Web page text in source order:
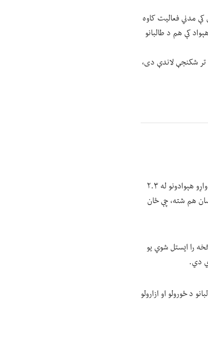
مدني فعالیت کاوه
کې هم د طالبانو
تر شکنجې لاندې دی،
پاکستان او ایران سږ کال د افغان کډوالو ایستلو ته کار ویلی وو. د ملګرو ملتونو د شمېر پر بنسټ له دې دواړو هېوادونو له ۲.۳
هم شته، چې ځان
را ایستل شوي یو
دي.
د ځورولو او ازارولو